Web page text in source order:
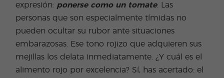
expresión: ponerse como un tomate. Las
personas que son especialmente tímidas no
pueden ocultar su rubor ante situaciones
embarazosas. Ese tono rojizo que adquieren sus
mejillas los delata inmediatamente. ¿Y cuál es el
alimento rojo por excelencia? Sí, has acertado: el